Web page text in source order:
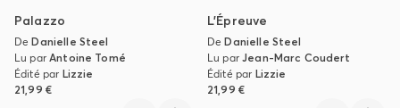
Palazzo
DeDanielle Steel
Lu parAntoine Tomé
Édité par Lizzie
21,99 €
L'Épreuve
DeDanielle Steel
Lu parJean-Marc Coudert
Édité par Lizzie
21,99 €